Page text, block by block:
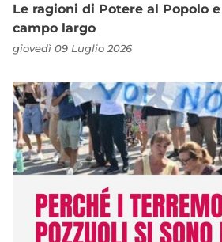
Le ragioni di Potere al Popolo
campo largo
giovedì 09 Luglio 2026